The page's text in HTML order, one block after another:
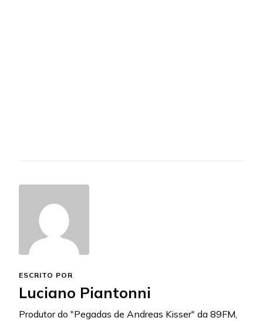
ESCRITO POR
Luciano Piantonni
Produtor do "Pegadas de Andreas Kisser" da 89FM,